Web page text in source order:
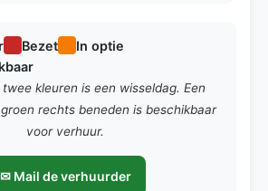
Bezet
In optie
kleuren is een wisseldag. Een
rechts beneden is beschikbaar
voor verhuur.
✉ Mail de verhuurder